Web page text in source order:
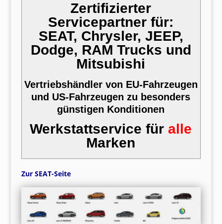
Zertifizierter
Servicepartner für:
SEAT, Chrysler, JEEP,
Dodge, RAM Trucks und
Mitsubishi
Vertriebshändler von EU-Fahrzeugen
und US-Fahrzeugen zu besonders
günstigen Konditionen
Werkstattservice füralle
Marken
Zur SEAT-Seite